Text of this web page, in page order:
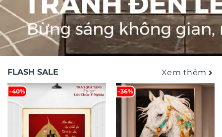
FLASH SALE Xem thêm
-40% -36%